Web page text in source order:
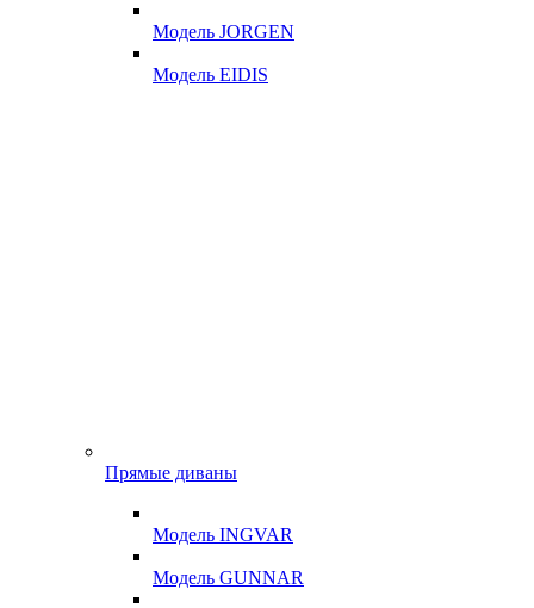
Модель JORGEN
Модель EIDIS
Прямые диваны
Модель INGVAR
Модель GUNNAR